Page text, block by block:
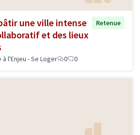
une ville intense
et des lieux
Retenue
l'Enjeu - Se Loger 0 0